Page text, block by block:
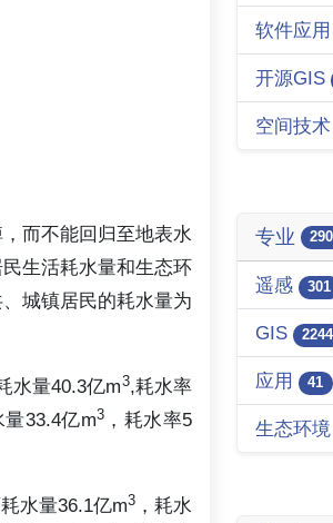
而不能回归至地表水
生活耗水量和生态环
城镇居民的耗水量为
水量40.3亿m3,耗水率
量33.4亿m3，耗水率5
水量36.1亿m3，耗水
软件应用
开源GIS
空间技术
专业
遥感 301
GIS 2244
应用 41
生态环境